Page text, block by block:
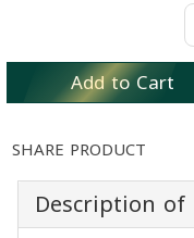
Add to Cart
SHARE PRODUCT
Description